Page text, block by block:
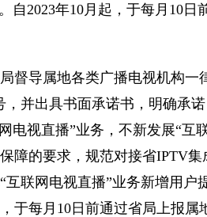
自2023年10月起，于每月10
督导属地各类广播电视机构一
并出具书面承诺书，明确承
电视直播”业务，不新发展“互
障的要求，规范对接省IPTV
联网电视直播”业务新增用户
于每月10日前通过省局上报属